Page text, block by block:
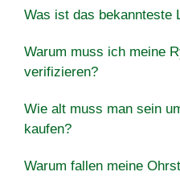
Was ist das bekannteste
Warum muss ich meine
verifizieren?
Wie alt muss man sein
kaufen?
Warum fallen meine